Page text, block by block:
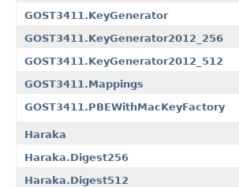
GOST3411.KeyGenerator
GOST3411.KeyGenerator2012_256
GOST3411.KeyGenerator2012_512
GOST3411.Mappings
GOST3411.PBEWithMacKeyFactory
Haraka
Haraka.Digest256
Haraka.Digest512